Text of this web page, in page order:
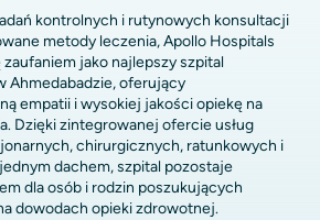
kontrolnych i rutynowych konsultacji
metody leczenia, Apollo Hospitals
jako najlepszy szpital
Ahmedabadzie, oferujący
empatii i wysokiej jakości opiekę na
Dzięki zintegrowanej ofercie usług
chirurgicznych, ratunkowych i
dachem, szpital pozostaje
dla osób i rodzin poszukujących
dowodach opieki zdrowotnej.